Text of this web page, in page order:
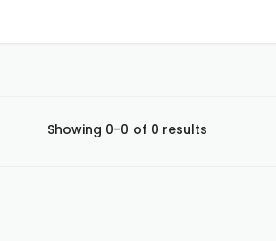
Showing 0-0 of 0 results